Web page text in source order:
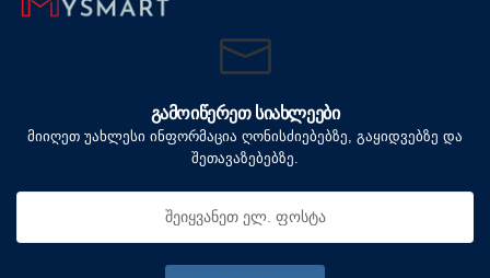
ᲒᲐᲛᲝᲘᲬᲔᲠᲔᲗ ᲡᲘᲐᲮᲚᲔᲔᲑᲘ
მიიღეთ უახლესი ინფორმაცია ღონისძიებებზე, გაყიდვებზე და
შეთავაზებებზე.